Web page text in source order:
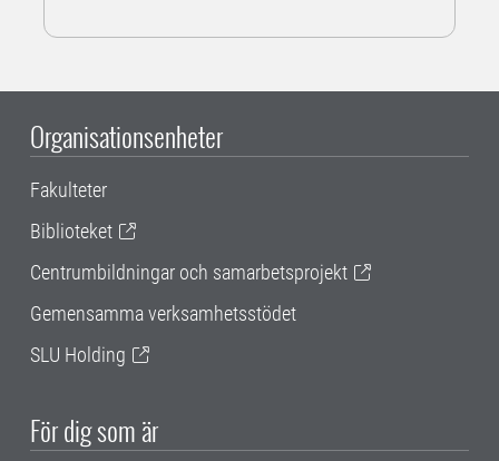
Organisationsenheter
Fakulteter
Biblioteket
Centrumbildningar och samarbetsprojekt
Gemensamma verksamhetsstödet
SLU Holding
För dig som är